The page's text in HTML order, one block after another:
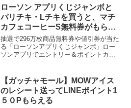
なみに今年は1月、4月、6月、8月にあり
ました...
ローソン アプリくじジャンボと
パリチキ・Lチキを買うと、マチ
カフェコーヒーS無料券がもらえ
る！
抽選で296万枚商品無料券や値引券が当た
る「ローソンアプリくじジャンボ」ロー
ソンアプリでエントリー＆ポイントカー
が当たる「ローソンアプリくじジャン
ボ」が実施中です...
【ガッチャモール】MOWアイス
のレシート送ってLINEポイント1
５０Pもらえる